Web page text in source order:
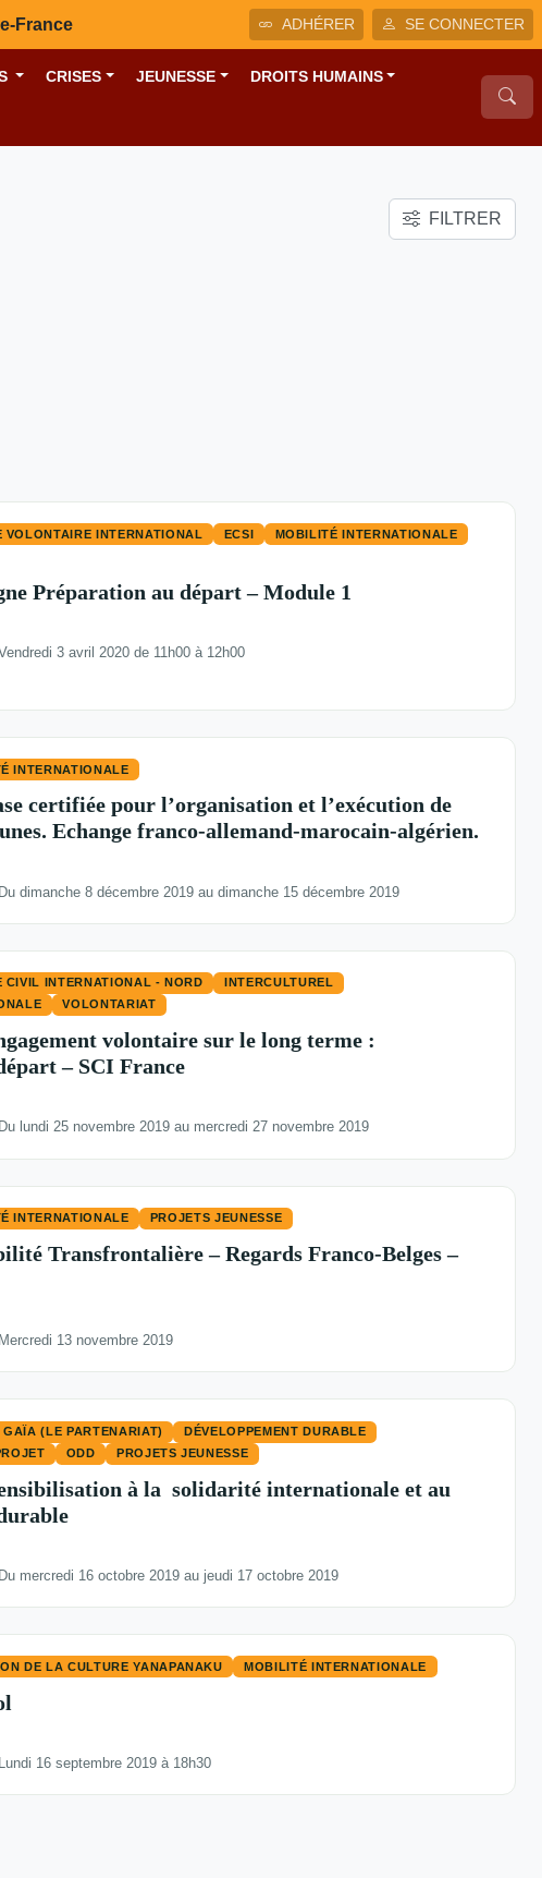
France ADHÉRER SE CONNECTER
CRISES JEUNESSE DROITS HUMAINS
FILTRER
VOLONTAIRE INTERNATIONAL ECSI
MOBILITÉ INTERNATIONALE
Préparation au départ – Module 1
3 avril 2020 de 11h00 à 12h00
INTERNATIONALE
certifiée pour l’organisation et l’exécution de
Echange franco-allemand-marocain-algérien.
Du dimanche 8 décembre 2019 au dimanche 15 décembre 2019
CIVIL INTERNATIONAL - NORD
INTERCULTUREL
VOLONTARIAT
volontaire sur le long terme :
– SCI France
Du lundi 25 novembre 2019 au mercredi 27 novembre 2019
INTERNATIONALE PROJETS JEUNESSE
Transfrontalière – Regards Franco-Belges –
Mercredi 13 novembre 2019
GAÏA (LE PARTENARIAT)
DÉVELOPPEMENT DURABLE
ODD PROJETS JEUNESSE
à la ​ solidarité internationale et au
Du mercredi 16 octobre 2019 au jeudi 17 octobre 2019
DE LA CULTURE YANAPANAKU MOBILITÉ INTERNATIONALE
Lundi 16 septembre 2019 à 18h30